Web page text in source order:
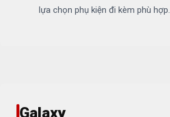
lựa chọn phụ kiện đi kèm phù hợp.
Galaxy